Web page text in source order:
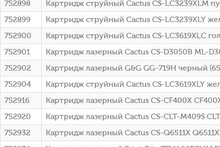
752898
Картридж струйный Cactus CS-LC3239XLM
752899
Картридж струйный Cactus CS-LC3239XLY
752900
Картридж струйный Cactus CS-LC3619XLC
752901
Картридж лазерный Cactus CS-D3050B ML-
752902
Картридж лазерный G&G GG-719H черный
752904
Картридж струйный Cactus CS-LC3619XLY
752916
Картридж лазерный Cactus CS-CF400X
752920
Картридж лазерный Cactus CS-CLT-M409S
752932
Картридж лазерный Cactus CS-Q6511X